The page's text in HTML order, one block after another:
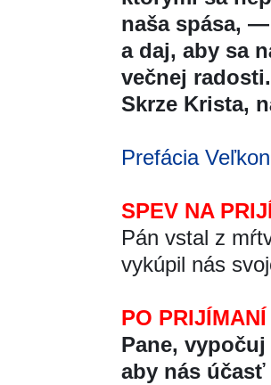
naša spása, —
a daj, aby sa
večnej radosti.
Skrze Krista,
Prefácia
SPEV NA
Pán vstal z
vykúpil nás
PO PRIJÍMANÍ
Pane,
aby nás